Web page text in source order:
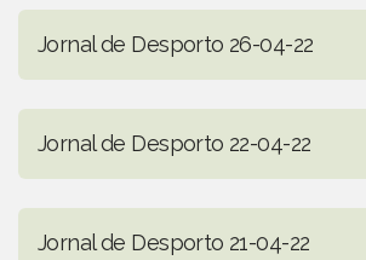
Jornal de Desporto 26-04-22
Jornal de Desporto 22-04-22
Jornal de Desporto 21-04-22